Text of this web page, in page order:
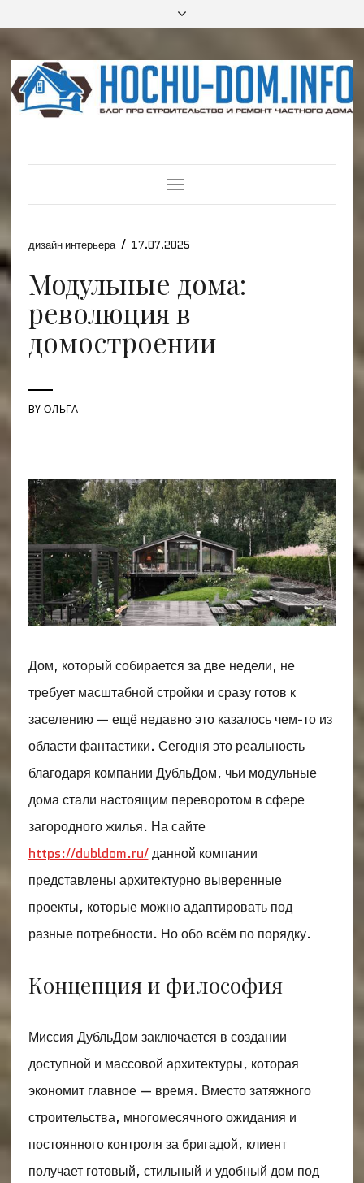
Toggle
Navigation
дизайн интерьера / 17.07.2025
Модульные дома:
революция в
домостроении
BYОЛЬГА
Дом, который собирается за две недели, не
требует масштабной стройки и сразу готов к
заселению — ещё недавно это казалось чем-то из
области фантастики. Сегодня это реальность
благодаря компании ДубльДом, чьи модульные
дома стали настоящим переворотом в сфере
загородного жилья. На сайте
https://dubldom.ru/данной компании
представлены архитектурно выверенные
проекты, которые можно адаптировать под
разные потребности. Но обо всём по порядку.
Концепция и философия
Миссия ДубльДом заключается в создании
доступной и массовой архитектуры, которая
экономит главное — время. Вместо затяжного
строительства, многомесячного ожидания и
постоянного контроля за бригадой, клиент
получает готовый, стильный и удобный дом под